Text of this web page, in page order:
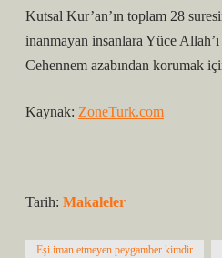
Kutsal Kur’an’ın toplam 28
inanmayan insanlara Yüce Allah’ı
Cehennem azabından korumak
Kaynak: ZoneTurk.com
Tarih: Makaleler
Eşi iman etmeyen peygamber kimdir